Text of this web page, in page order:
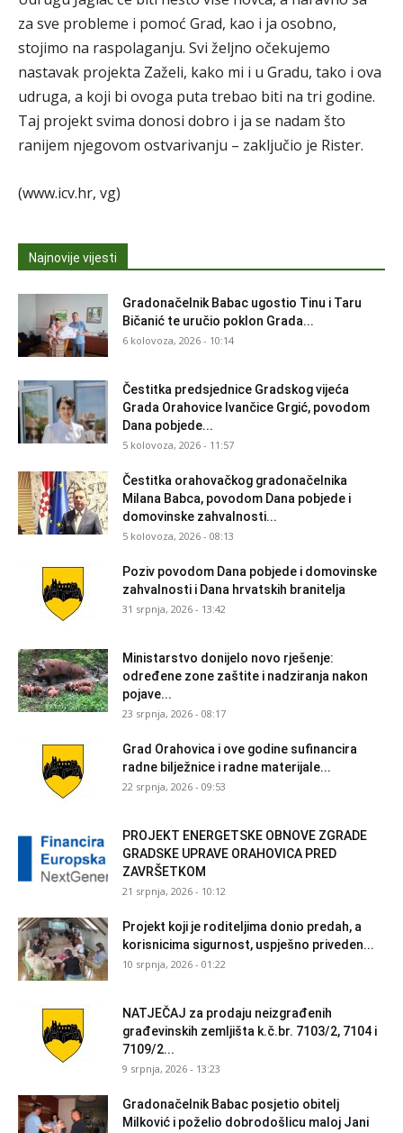
za sve probleme i pomoć Grad, kao i ja osobno,
stojimo na raspolaganju. Svi željno očekujemo
nastavak projekta Zaželi, kako mi i u Gradu, tako i ova
udruga, a koji bi ovoga puta trebao biti na tri godine.
Taj projekt svima donosi dobro i ja se nadam što
ranijem njegovom ostvarivanju – zaključio je Rister.
(www.icv.hr, vg)
Najnovije vijesti
Gradonačelnik Babac ugostio Tinu i Taru
Bičanić te uručio poklon Grada...
6 kolovoza, 2026 - 10:14
Čestitka predsjednice Gradskog vijeća
Grada Orahovice Ivančice Grgić, povodom
Dana pobjede...
5 kolovoza, 2026 - 11:57
Čestitka orahovačkog gradonačelnika
Milana Babca, povodom Dana pobjede i
domovinske zahvalnosti...
5 kolovoza, 2026 - 08:13
Poziv povodom Dana pobjede i domovinske
zahvalnosti i Dana hrvatskih branitelja
31 srpnja, 2026 - 13:42
Ministarstvo donijelo novo rješenje:
određene zone zaštite i nadziranja nakon
pojave...
23 srpnja, 2026 - 08:17
Grad Orahovica i ove godine sufinancira
radne bilježnice i radne materijale...
22 srpnja, 2026 - 09:53
PROJEKT ENERGETSKE OBNOVE ZGRADE
GRADSKE UPRAVE ORAHOVICA PRED
ZAVRŠETKOM
21 srpnja, 2026 - 10:12
Projekt koji je roditeljima donio predah, a
korisnicima sigurnost, uspješno priveden...
10 srpnja, 2026 - 01:22
NATJEČAJ za prodaju neizgrađenih
građevinskih zemljišta k.č.br. 7103/2, 7104 i
7109/2...
9 srpnja, 2026 - 13:23
Gradonačelnik Babac posjetio obitelj
Milković i poželio dobrodošlicu maloj Jani